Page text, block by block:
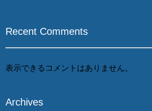
Recent Comments
表示できるコメントはありません。
Archives